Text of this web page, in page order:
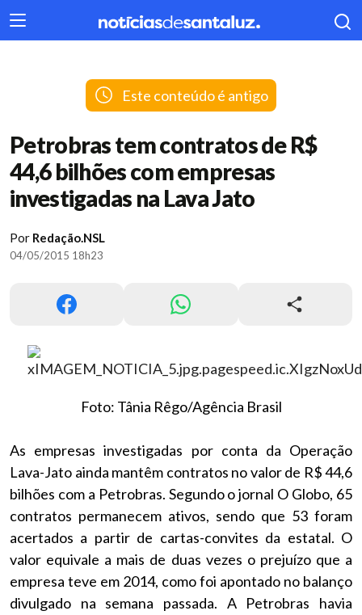
404
Este conteúdo é antigo
Petrobras tem contratos de R$
44,6 bilhões com empresas
investigadas na Lava Jato
Por Redação.NSL
04/05/2015 18h23
Foto: Tânia Rêgo/Agência Brasil
As empresas investigadas por conta da Operação
Lava-Jato ainda mantêm contratos no valor de R$ 44,6
bilhões com a Petrobras. Segundo o jornal O Globo, 65
contratos permanecem ativos, sendo que 53 foram
acertados a partir de cartas-convites da estatal. O
valor equivale a mais de duas vezes o prejuízo que a
empresa teve em 2014, como foi apontado no balanço
divulgado na semana passada. A Petrobras havia